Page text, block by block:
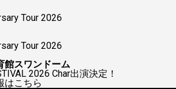
Tour 2026
Tour 2026
館スワンドーム
2026 Char出演決定！
はこちら